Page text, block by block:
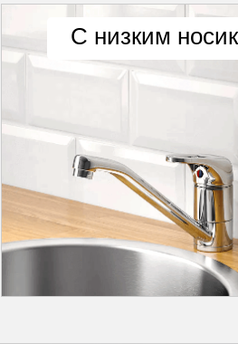
С низким